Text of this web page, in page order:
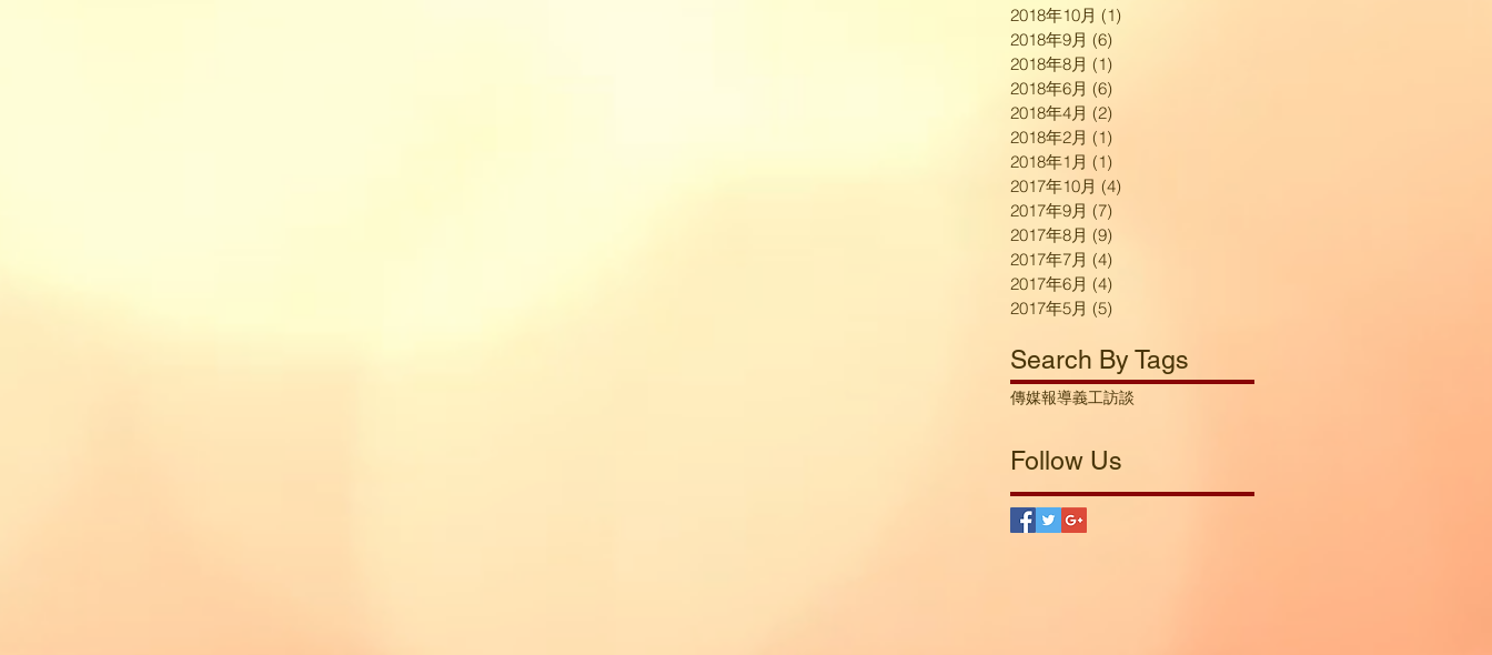
2018年10月 (1)
2018年9月 (6)
2018年8月 (1)
2018年6月 (6)
2018年4月 (2)
2018年2月 (1)
2018年1月 (1)
2017年10月 (4)
2017年9月 (7)
2017年8月 (9)
2017年7月 (4)
2017年6月 (4)
2017年5月 (5)
Search By Tags
傳媒報導義工訪談
Follow Us